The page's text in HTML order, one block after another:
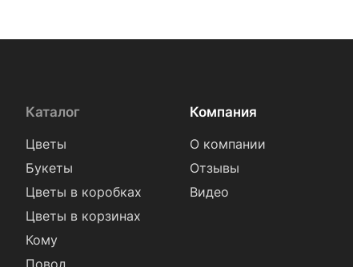
Ребенку (3)
Каталог
Цветы
Букеты
Цветы в коробках
Цветы в корзинах
Кому
Компания
О компании
Отзывы
Видео